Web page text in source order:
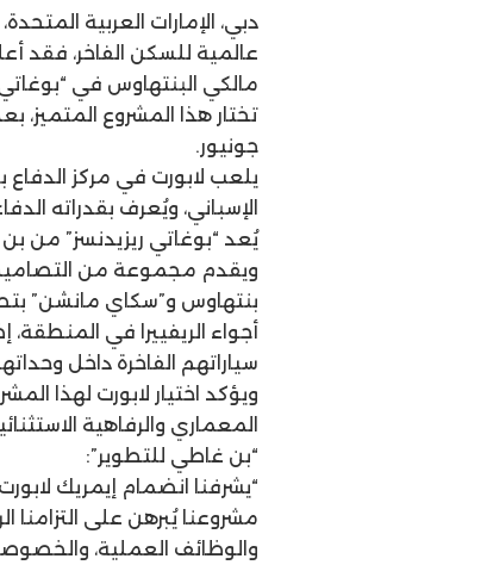
عالمية للسكن الفاخر، فقد
مالكي البنتهاوس في
تختار هذا المشروع المتميز،
جونيور.
يلعب لابورت في مركز
الإسباني، ويُعرف بقدراته
يُعد “بوغاتي ريزيدنسز” من
بنتهاوس و”سكاي مانشن”
أجواء الريفييرا في
سياراتهم الفاخرة داخل
ويؤكد اختيار لابورت لهذا
المعماري والرفاهية
“بن غاطي للتطوير”:
“يشرفنا انضمام إيمريك
مشروعنا يُبرهن على التزامنا
والوظائف العملية،